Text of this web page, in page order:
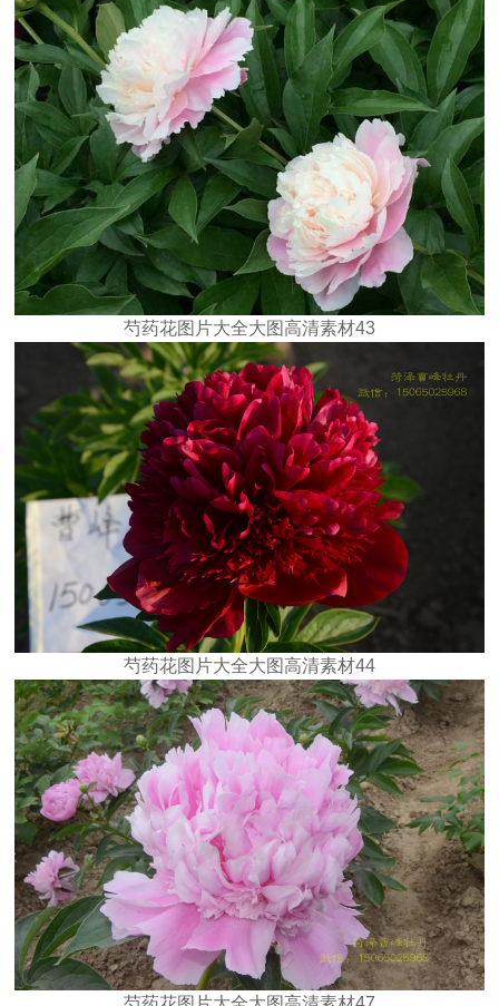
芍药花图片大全大图高清素材43
芍药花图片大全大图高清素材44